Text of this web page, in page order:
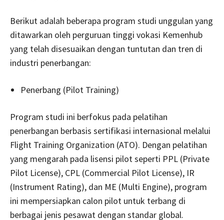
Berikut adalah beberapa program studi unggulan yang
ditawarkan oleh perguruan tinggi vokasi Kemenhub
yang telah disesuaikan dengan tuntutan dan tren di
industri penerbangan:
Penerbang (Pilot Training)
Program studi ini berfokus pada pelatihan
penerbangan berbasis sertifikasi internasional melalui
Flight Training Organization (ATO). Dengan pelatihan
yang mengarah pada lisensi pilot seperti PPL (Private
Pilot License), CPL (Commercial Pilot License), IR
(Instrument Rating), dan ME (Multi Engine), program
ini mempersiapkan calon pilot untuk terbang di
berbagai jenis pesawat dengan standar global.